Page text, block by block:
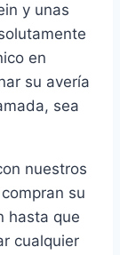
y unas
en
su avería
sea
nuestros
su
hasta que
cualquier